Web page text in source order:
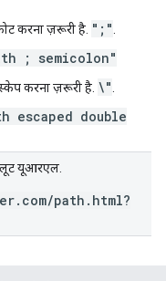
करना ज़रूरी है. ";"
; semicolon"
करना ज़रूरी है. \"
escaped double
यूआरएल.
path.html?